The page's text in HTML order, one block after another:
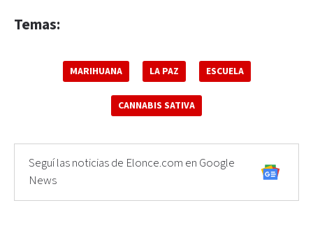
Temas:
MARIHUANA LA PAZ ESCUELA
CANNABIS SATIVA
Seguí las noticias de Elonce.com en Google
News